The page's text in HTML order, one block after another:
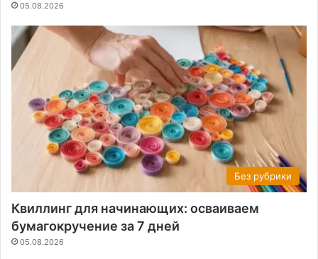
05.08.2026
Без рубрики
Квиллинг для начинающих: осваиваем
бумагокручение за 7 дней
05.08.2026